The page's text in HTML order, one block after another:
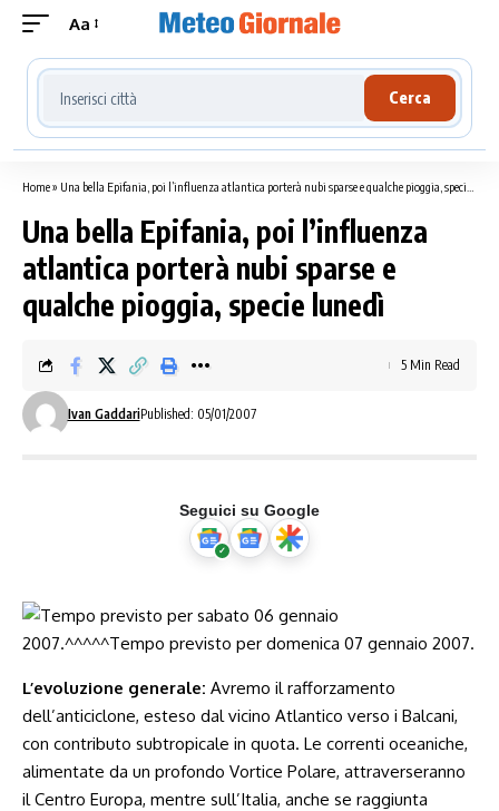
Aa
Cerca località meteo
Cerca
Home» Una bella Epifania, poi l’influenza atlantica porterà nubi sparse e qualche pioggia, specie lunedì
Una bella Epifania, poi l’influenza
atlantica porterà nubi sparse e
qualche pioggia, specie lunedì
Ivan GaddariPublished: 05/01/2007
5 Min Read
Seguici su Google
L’evoluzione generale: Avremo il rafforzamento
dell’anticiclone, esteso dal vicino Atlantico verso i Balcani,
con contributo subtropicale in quota. Le correnti oceaniche,
alimentate da un profondo Vortice Polare, attraverseranno
il Centro Europa, mentre sull’Italia, anche se raggiunta